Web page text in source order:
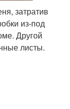
затратив
из-под
Другой
листы.